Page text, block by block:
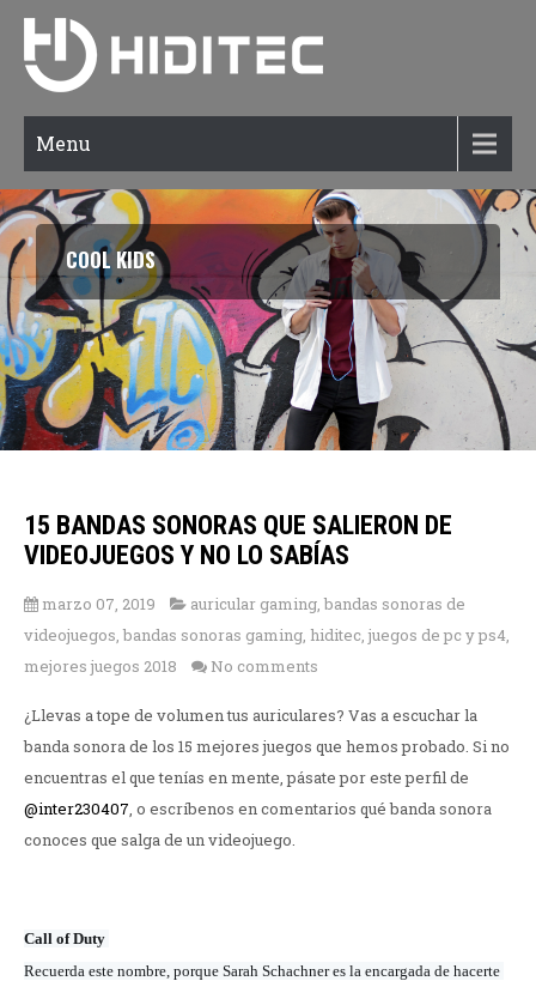
Menu
SIGUE TU PROPIO ESTILO
15 BANDAS SONORAS QUE SALIERON DE
VIDEOJUEGOS Y NO LO SABÍAS
marzo 07, 2019 auricular gaming, bandas sonoras de
videojuegos, bandas sonoras gaming, hiditec, juegos de pc y ps4,
mejores juegos 2018
No comments
¿Llevas a tope de volumen tus auriculares? Vas a escuchar la
banda sonora de los 15 mejores juegos que hemos probado. Si no
encuentras el que tenías en mente, pásate por este perfil de
@inter230407, o escríbenos en comentarios qué banda sonora
conoces que salga de un videojuego.
Call of Duty
Recuerda este nombre, porque Sarah Schachner es la encargada de hacerte